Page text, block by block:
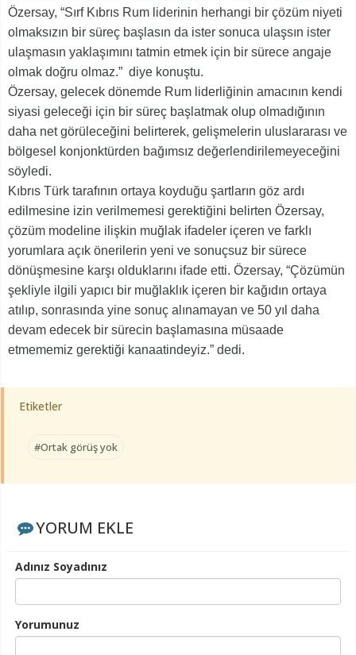
Özersay, “Sırf Kıbrıs Rum liderinin herhangi bir çözüm niyeti
olmaksızın bir süreç başlasın da ister sonuca ulaşsın ister
ulaşmasın yaklaşımını tatmin etmek için bir sürece angaje
olmak doğru olmaz.” diye konuştu.
Özersay, gelecek dönemde Rum liderliğinin amacının kendi
siyasi geleceği için bir süreç başlatmak olup olmadığının
daha net görüleceğini belirterek, gelişmelerin uluslararası ve
bölgesel konjonktürden bağımsız değerlendirilemeyeceğini
söyledi.
Kıbrıs Türk tarafının ortaya koyduğu şartların göz ardı
edilmesine izin verilmemesi gerektiğini belirten Özersay,
çözüm modeline ilişkin muğlak ifadeler içeren ve farklı
yorumlara açık önerilerin yeni ve sonuçsuz bir sürece
dönüşmesine karşı olduklarını ifade etti. Özersay, “Çözümün
şekliyle ilgili yapıcı bir muğlaklık içeren bir kağıdın ortaya
atılıp, sonrasında yine sonuç alınamayan ve 50 yıl daha
devam edecek bir sürecin başlamasına müsaade
etmememiz gerektiği kanaatindeyiz.” dedi.
Etiketler
#Ortak görüş yok
YORUM EKLE
Adınız Soyadınız
Yorumunuz